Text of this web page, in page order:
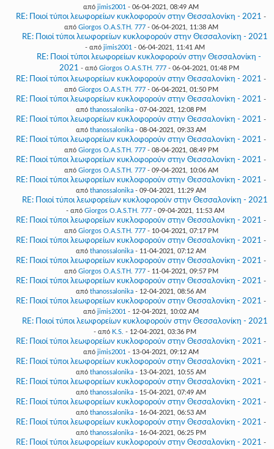
από jimis2001 - 06-04-2021, 08:49 AM
RE: Ποιοί τύποι λεωφορείων κυκλοφορούν στην Θεσσαλονίκη - 2021 -
από Giorgos O.A.S.TH. 777- 06-04-2021, 11:38 AM
RE: Ποιοί τύποι λεωφορείων κυκλοφορούν στην Θεσσαλονίκη - 2021
- από jimis2001 - 06-04-2021, 11:41 AM
RE: Ποιοί τύποι λεωφορείων κυκλοφορούν στην Θεσσαλονίκη -
2021 - από Giorgos O.A.S.TH. 777- 06-04-2021, 01:48 PM
RE: Ποιοί τύποι λεωφορείων κυκλοφορούν στην Θεσσαλονίκη - 2021 -
από Giorgos O.A.S.TH. 777- 06-04-2021, 01:50 PM
RE: Ποιοί τύποι λεωφορείων κυκλοφορούν στην Θεσσαλονίκη - 2021 -
από thanossalonika - 07-04-2021, 12:08 PM
RE: Ποιοί τύποι λεωφορείων κυκλοφορούν στην Θεσσαλονίκη - 2021 -
από thanossalonika - 08-04-2021, 09:33 AM
RE: Ποιοί τύποι λεωφορείων κυκλοφορούν στην Θεσσαλονίκη - 2021 -
από Giorgos O.A.S.TH. 777- 08-04-2021, 08:49 PM
RE: Ποιοί τύποι λεωφορείων κυκλοφορούν στην Θεσσαλονίκη - 2021 -
από Giorgos O.A.S.TH. 777- 09-04-2021, 10:06 AM
RE: Ποιοί τύποι λεωφορείων κυκλοφορούν στην Θεσσαλονίκη - 2021 -
από thanossalonika - 09-04-2021, 11:29 AM
RE: Ποιοί τύποι λεωφορείων κυκλοφορούν στην Θεσσαλονίκη - 2021
- από Giorgos O.A.S.TH. 777- 09-04-2021, 11:53 AM
RE: Ποιοί τύποι λεωφορείων κυκλοφορούν στην Θεσσαλονίκη - 2021 -
από Giorgos O.A.S.TH. 777- 10-04-2021, 07:17 PM
RE: Ποιοί τύποι λεωφορείων κυκλοφορούν στην Θεσσαλονίκη - 2021 -
από thanossalonika - 11-04-2021, 07:12 AM
RE: Ποιοί τύποι λεωφορείων κυκλοφορούν στην Θεσσαλονίκη - 2021 -
από Giorgos O.A.S.TH. 777- 11-04-2021, 09:57 PM
RE: Ποιοί τύποι λεωφορείων κυκλοφορούν στην Θεσσαλονίκη - 2021 -
από thanossalonika - 12-04-2021, 08:56 AM
RE: Ποιοί τύποι λεωφορείων κυκλοφορούν στην Θεσσαλονίκη - 2021 -
από jimis2001 - 12-04-2021, 10:02 AM
RE: Ποιοί τύποι λεωφορείων κυκλοφορούν στην Θεσσαλονίκη - 2021
- από K.S. - 12-04-2021, 03:36 PM
RE: Ποιοί τύποι λεωφορείων κυκλοφορούν στην Θεσσαλονίκη - 2021 -
από jimis2001 - 13-04-2021, 09:12 AM
RE: Ποιοί τύποι λεωφορείων κυκλοφορούν στην Θεσσαλονίκη - 2021 -
από thanossalonika - 13-04-2021, 10:55 AM
RE: Ποιοί τύποι λεωφορείων κυκλοφορούν στην Θεσσαλονίκη - 2021 -
από thanossalonika - 15-04-2021, 07:49 AM
RE: Ποιοί τύποι λεωφορείων κυκλοφορούν στην Θεσσαλονίκη - 2021 -
από thanossalonika - 16-04-2021, 06:53 AM
RE: Ποιοί τύποι λεωφορείων κυκλοφορούν στην Θεσσαλονίκη - 2021 -
από thanossalonika - 16-04-2021, 06:25 PM
RE: Ποιοί τύποι λεωφορείων κυκλοφορούν στην Θεσσαλονίκη - 2021 -